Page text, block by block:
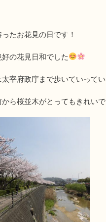
たお花見の日です！
の花見日和でした
宰府政庁まで歩いていって
ら桜並木がとってもきれいで